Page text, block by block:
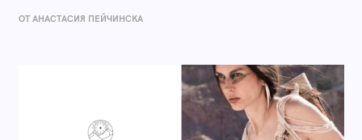
ОТ AНАСТАСИЯ ПЕЙЧИНСКА